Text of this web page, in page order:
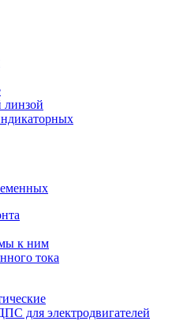
линзой
к ним
тока
для электродвигателей